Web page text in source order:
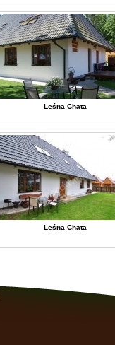
Leśna Chata
Leśna Chata